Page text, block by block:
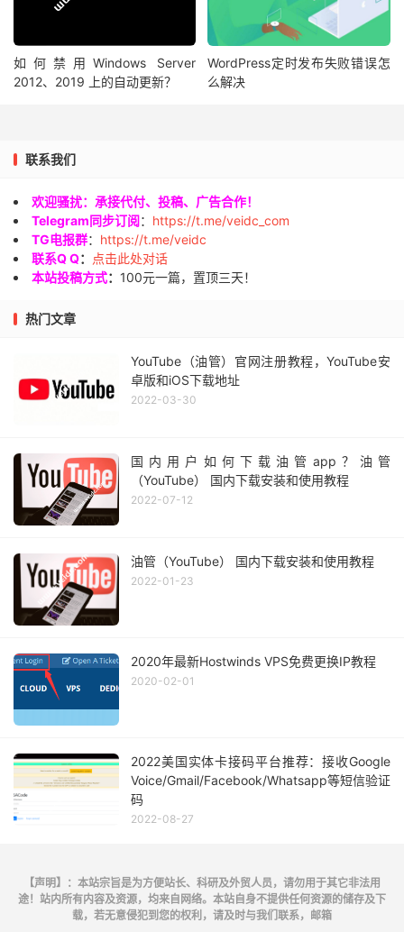
如何禁用Windows Server
2012、2019 上的自动更新？
WordPress定时发布失败错误怎
么解决
联系我们
欢迎骚扰：承接代付、投稿、广告合作！
Telegram同步订阅： https://t.me/veidc_com
TG电报群： https://t.me/veidc
联系Q Q：
点击此处对话
本站投稿方式： 100元一篇，置顶三天！
热门文章
YouTube（油管）官网注册教程，YouTube安
卓版和iOS下载地址
2022-03-30
国内用户如何下载油管app？油管
（YouTube） 国内下载安装和使用教程
2022-07-12
油管（YouTube） 国内下载安装和使用教程
2022-01-23
2020年最新Hostwinds VPS免费更换IP教程
2020-02-01
2022美国实体卡接码平台推荐：接收Google
Voice/Gmail/Facebook/Whatsapp等短信验证
码
2022-08-27
【声明】：本站宗旨是为方便站长、科研及外贸人员，请勿用于其它非法用
途！站内所有内容及资源，均来自网络。本站自身不提供任何资源的储存及下
载，若无意侵犯到您的权利，请及时与我们联系，邮箱